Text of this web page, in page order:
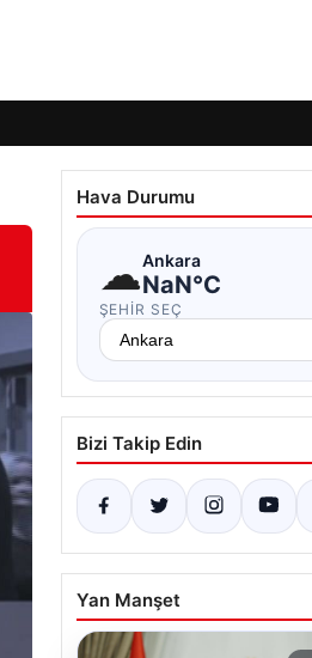
Hava Durumu
☁Ankara
NaN°C
ŞEHIR SEÇ
Bizi Takip Edin
Yan Manşet